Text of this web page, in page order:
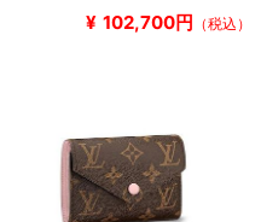
¥ 102,700円 （税込）